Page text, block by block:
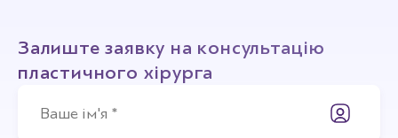
Залиште заявку на консультацію
пластичного хірурга